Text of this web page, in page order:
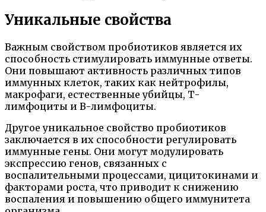
Уникальные свойства
Важным свойством пробиотиков является их
способность стимулировать иммунные ответы.
Они повышают активность различных типов
иммунных клеток, таких как нейтрофилы,
макрофаги, естественные убийцы, Т-
лимфоциты и В-лимфоциты.
Другое уникальное свойство пробиотиков
заключается в их способности регулировать
иммунные гены. Они могут модулировать
экспрессию генов, связанных с
воспалительными процессами, цицитокинами и
факторами роста, что приводит к снижению
воспаления и повышению общего иммунитета